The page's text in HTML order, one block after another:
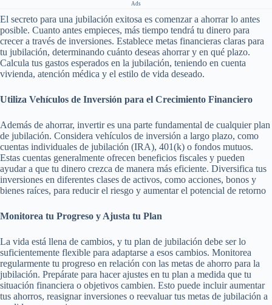
Ads
El secreto para una jubilación exitosa es comenzar a ahorrar lo antes
posible. Cuanto antes empieces, más tiempo tendrá tu dinero para
crecer a través de inversiones. Establece metas financieras claras para
tu jubilación, determinando cuánto deseas ahorrar y en qué plazo.
Calcula tus gastos esperados en la jubilación, teniendo en cuenta
vivienda, atención médica y el estilo de vida deseado.
Utiliza Vehículos de Inversión para el Crecimiento Financiero
Además de ahorrar, invertir es una parte fundamental de cualquier plan
de jubilación. Considera vehículos de inversión a largo plazo, como
cuentas individuales de jubilación (IRA), 401(k) o fondos mutuos.
Estas cuentas generalmente ofrecen beneficios fiscales y pueden
ayudar a que tu dinero crezca de manera más eficiente. Diversifica tus
inversiones en diferentes clases de activos, como acciones, bonos y
bienes raíces, para reducir el riesgo y aumentar el potencial de retorno
Monitorea tu Progreso y Ajusta tu Plan
La vida está llena de cambios, y tu plan de jubilación debe ser lo
suficientemente flexible para adaptarse a esos cambios. Monitorea
regularmente tu progreso en relación con las metas de ahorro para la
jubilación. Prepárate para hacer ajustes en tu plan a medida que tu
situación financiera o objetivos cambien. Esto puede incluir aumentar
tus ahorros, reasignar inversiones o reevaluar tus metas de jubilación a